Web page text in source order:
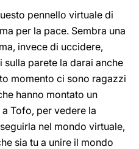
pennello virtuale di
per la pace. Sembra una
invece di uccidere,
sulla parete la darai anche
momento ci sono ragazzi
hanno montato un
Tofo, per vedere la
nel mondo virtuale,
sia tu a unire il mondo